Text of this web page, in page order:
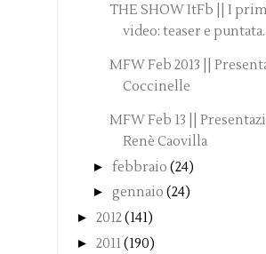
THE SHOW ItFb || I
video: teaser e
MFW Feb 2013 ||
Coccinelle
MFW Feb 13 ||
Renè Caovilla
► febbraio (24)
► gennaio (24)
► 2012(141)
► 2011(190)